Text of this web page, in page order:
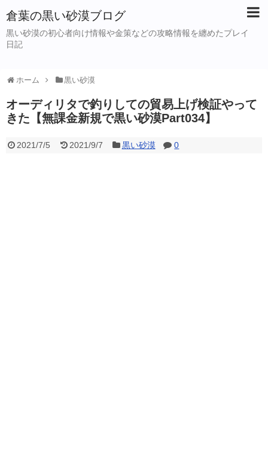
倉葉の黒い砂漠ブログ
黒い砂漠の初心者向け情報や金策などの攻略情報を纏めたプレイ
日記
ホーム 黒い砂漠
オーディリタで釣りしての貿易上げ検証やって
きた【無課金新規で黒い砂漠Part034】
2021/7/5 2021/9/7 黒い砂漠 0